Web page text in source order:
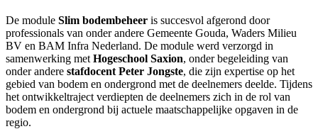
De module Slim bodembeheer is succesvol afgerond door
professionals van onder andere Gemeente Gouda, Waders Milieu
BV en BAM Infra Nederland. De module werd verzorgd in
samenwerking met Hogeschool Saxion, onder begeleiding van
onder andere stafdocent Peter Jongste, die zijn expertise op het
gebied van bodem en ondergrond met de deelnemers deelde. Tijdens
het ontwikkeltraject verdiepten de deelnemers zich in de rol van
bodem en ondergrond bij actuele maatschappelijke opgaven in de
regio.